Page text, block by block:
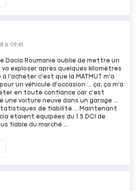
à 09:41
Dacia Roumanie oublie de mettre un
exploser après quelques kilomètres
à l'acheter c'est que la MATMUT m'a
un véhicule d'occasion ... ça, ça m'a
en toute confiance car c'est
une voiture neuve dans un garage ...
de fiabilité ... Maintenant
étaient équipées du 1.5 DCI de
fiable du marché ...